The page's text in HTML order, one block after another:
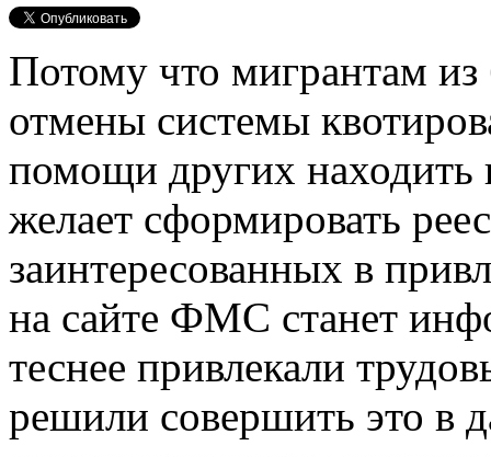
Потому что мигрантам из
отмены системы
помощи других
желает сформировать
заинтересованных в
на сайте ФМС станет
теснее привлекали
решили совершить это